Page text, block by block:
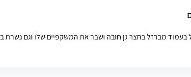
ה6 נתקל אתמול בעמוד מברזל בחצר גן חובה ושבר את המשקפיים שלו וגם